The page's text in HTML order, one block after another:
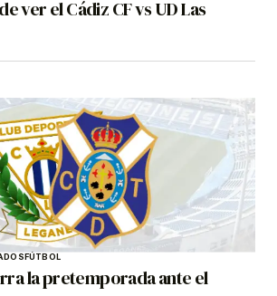
ver el Cádiz CF vs UD Las
FÚTBOL
la pretemporada ante el